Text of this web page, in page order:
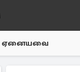
ஏனையவை